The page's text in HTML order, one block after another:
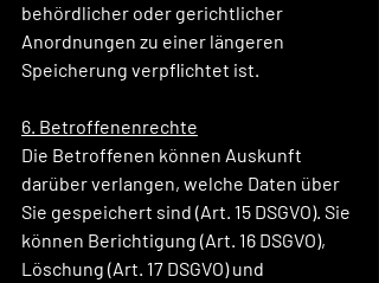
behördlicher oder gerichtlicher
Anordnungen zu einer längeren
Speicherung verpflichtet ist.
6. Betroffenenrechte
Die Betroffenen können Auskunft
darüber verlangen, welche Daten über
Sie gespeichert sind (Art. 15 DSGVO). Sie
können Berichtigung (Art. 16 DSGVO),
Löschung (Art. 17 DSGVO) und